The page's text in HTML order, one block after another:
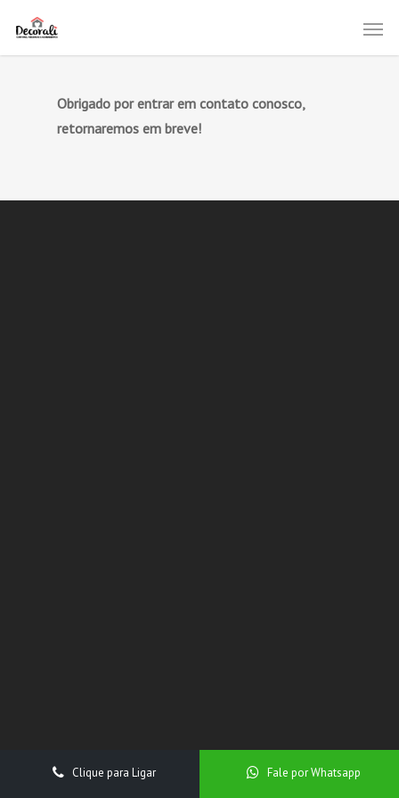
Clique para Ligar Fale por Whatsapp
Obrigado por entrar em contato conosco,
retornaremos em breve!